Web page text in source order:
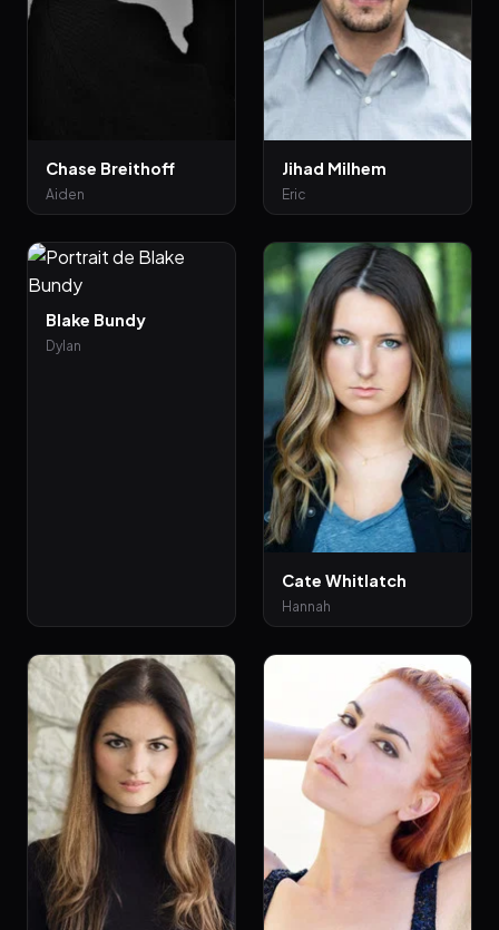
Chase Breithoff
Aiden
Jihad Milhem
Eric
Blake Bundy
Dylan
Cate Whitlatch
Hannah